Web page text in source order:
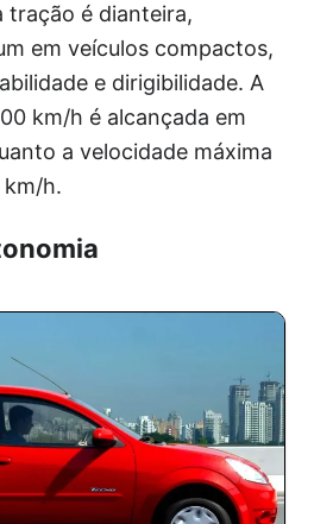
tração é dianteira,
em veículos compactos,
e dirigibilidade. A
km/h é alcançada em
a velocidade máxima
km/h.